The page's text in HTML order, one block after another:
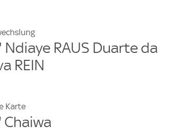
Ndiaye RAUS Duarte da
REIN
Karte
Chaiwa